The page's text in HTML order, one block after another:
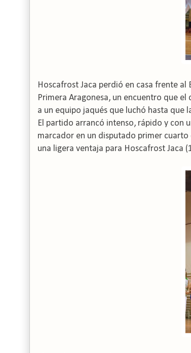
Hoscafrost Jaca perdió en casa frente
Primera Aragonesa, un encuentro que
a un equipo jaqués que luchó hasta que
El partido arrancó intenso, rápido y con
marcador en un disputado primer
una ligera ventaja para Hoscafrost Jaca